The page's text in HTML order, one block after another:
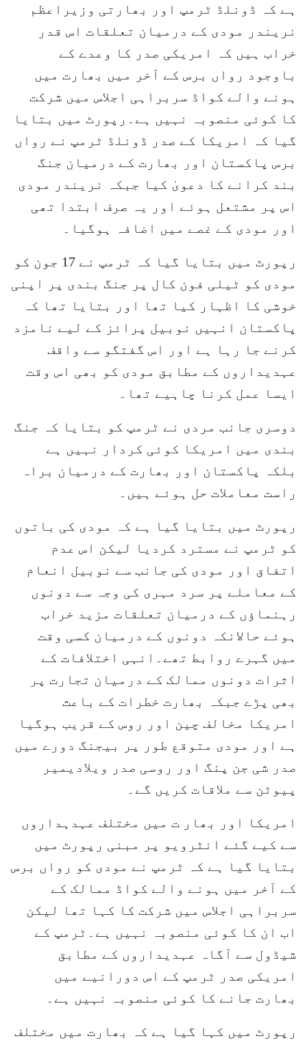
ہے کہ ڈونلڈ ٹرمپ اور بھارتی وزیراعظم
نریندر مودی کے درمیان تعلقات اس قدر
خراب ہیں کہ امریکی صدر کا وعدے کے
باوجود رواں برس کے آخر میں بھارت میں
ہونے والے کواڈ سربراہی اجلاس میں شرکت
کا کوئی منصوبہ نہیں ہے۔رپورٹ میں بتایا
گیا کہ امریکا کے صدر ڈونلڈ ٹرمپ نے رواں
برس پاکستان اور بھارت کے درمیان جنگ
بند کرانے کا دعویٰ کیا جبکہ نریندر مودی
اس پر مشتعل ہوئے اور یہ صرف ابتدا تھی
اور مودی کے غصے میں اضافہ ہوگیا۔
رپورٹ میں بتایا گیا کہ ٹرمپ نے 17 جون کو
مودی کو ٹیلی فون کال پر جنگ بندی پر اپنی
خوشی کا اظہار کیا تھا اور بتایا تھا کہ
پاکستان انہیں نوبیل پرائز کے لیے نامزد
کرنے جا رہا ہے اور اس گفتگو سے واقف
عہدیداروں کے مطابق مودی کو بھی اس وقت
ایسا عمل کرنا چاہیے تھا۔
دوسری جانب مردی نے ٹرمپ کو بتایا کہ جنگ
بندی میں امریکا کوئی کردار نہیں ہے
بلکہ پاکستان اور بھارت کے درمیان براہ
راست معاملات حل ہوئے ہیں۔
رپورٹ میں بتایا گیا ہے کہ مودی کی باتوں
کو ٹرمپ نے مسترد کردیا لیکن اس عدم
اتفاق اور مودی کی جانب سے نوبیل انعام
کے معاملے پر سرد مہری کی وجہ سے دونوں
رہنماؤں کے درمیان تعلقات مزید خراب
ہوئے حالانکہ دونوں کے درمیان کسی وقت
میں گہرے روابط تھے۔انہی اختلافات کے
اثرات دونوں ممالک کے درمیان تجارت پر
بھی پڑے جبکہ بھارت خطرات کے باعث
امریکا مخالف چین اور روس کے قریب ہوگیا
ہے اور مودی متوقع طور پر بیجنگ دورے میں
صدر شی جن پنگ اور روسی صدر ویلادیمیر
پیوٹن سے ملاقات کریں گے۔
امریکا اور بھار ت میں مختلف عہدہداروں
سے کیے گئے انٹرویو پر مبنی رپورٹ میں
بتایا گیا ہے کہ ٹرمپ نے مودی کو رواں برس
کے آخر میں ہونے والے کواڈ ممالک کے
سربراہی اجلاس میں شرکت کا کہا تھا لیکن
اب ان کا کوئی منصوبہ نہیں ہے۔ٹرمپ کے
شیڈول سے آگاہ عہدیداروں کے مطابق
امریکی صدر ٹرمپ کے اس دورانیے میں
بھارت جانے کا کوئی منصوبہ نہیں ہے۔
رپورٹ میں کہا گیا ہے کہ بھارت میں مختلف